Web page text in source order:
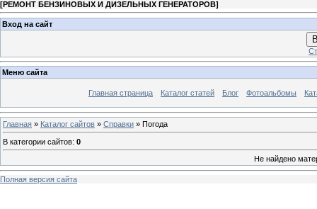
[РЕМОНТ БЕНЗИНОВЫХ И ДИЗЕЛЬНЫХ ГЕНЕРАТОРОВ]
Вход на сайт
Меню сайта
Главная страница Каталог статей Блог Фотоальбомы
Главная » Каталог сайтов » Справки » Погода
В категории сайтов: 0
Не найдено
Полная версия сайта